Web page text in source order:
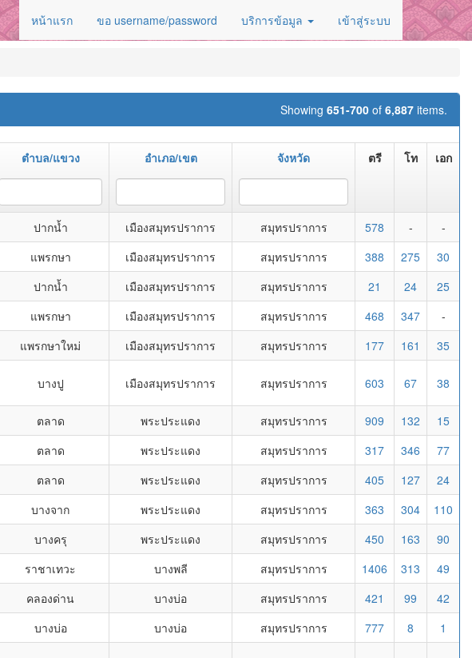
หน้าแรก ขอ username/password บริการข้อมูล เข้าสู่ระบบ
Showing 651-700 of 6,887 items.
ตำบล/แขวง อำเภอ/เขต จังหวัด ตรี โท เอก
ปากน้ำ เมืองสมุทรปราการ สมุทรปราการ 578 -
-
แพรกษา เมืองสมุทรปราการ สมุทรปราการ 388 275
30
ปากน้ำ เมืองสมุทรปราการ สมุทรปราการ 21 24
25
แพรกษา เมืองสมุทรปราการ สมุทรปราการ 468 347
-
แพรกษาใหม่ เมืองสมุทรปราการ สมุทรปราการ 177 161
35
บางปู เมืองสมุทรปราการ สมุทรปราการ 603 67 38
ตลาด พระประแดง สมุทรปราการ 909 132
15
ตลาด พระประแดง สมุทรปราการ 317 346
77
ตลาด พระประแดง สมุทรปราการ 405 127
24
บางจาก พระประแดง สมุทรปราการ 363 304
110
บางครุ พระประแดง สมุทรปราการ 450 163
90
ราชาเทวะ บางพลี สมุทรปราการ 1406 313
49
คลองด่าน บางบ่อ สมุทรปราการ 421 99
42
บางบ่อ บางบ่อ สมุทรปราการ 777 8
1